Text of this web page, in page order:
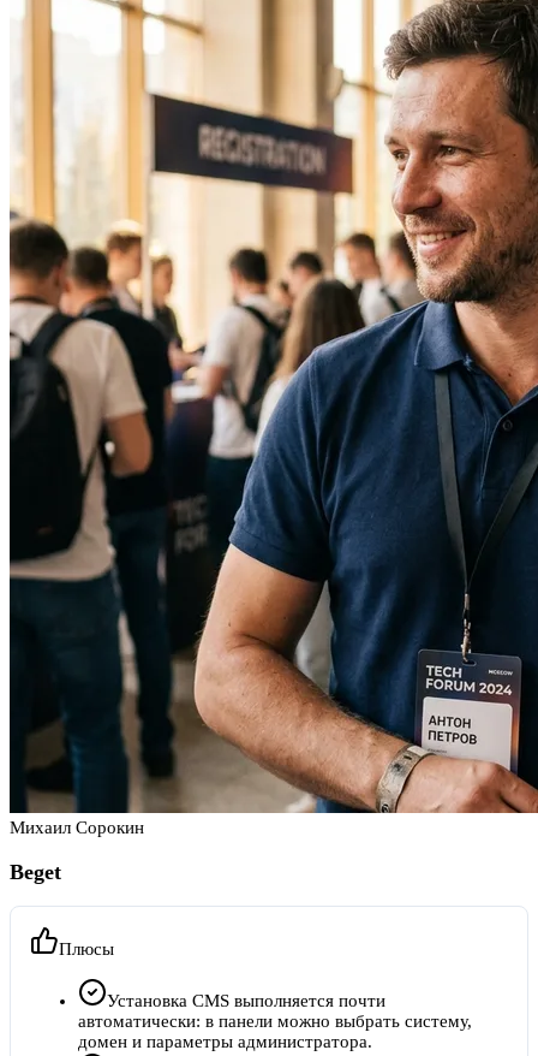
Михаил Сорокин
Beget
Плюсы
Установка CMS выполняется почти
автоматически: в панели можно выбрать систему,
домен и параметры администратора.